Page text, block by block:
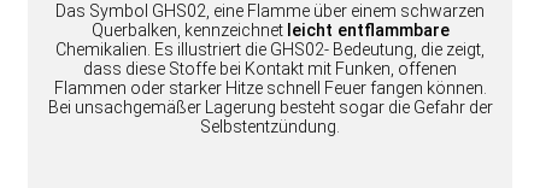
Das Symbol GHS02, eine Flamme über einem schwarzen
Querbalken, kennzeichnet leicht entflammbare
Chemikalien. Es illustriert die GHS02- Bedeutung, die zeigt,
dass diese Stoffe bei Kontakt mit Funken, offenen
Flammen oder starker Hitze schnell Feuer fangen können.
Bei unsachgemäßer Lagerung besteht sogar die Gefahr der
Selbstentzündung.